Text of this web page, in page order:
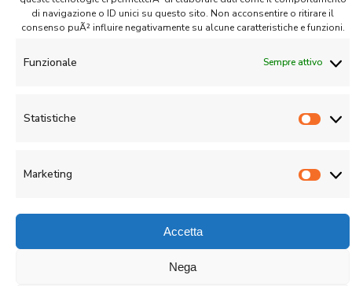
di navigazione o ID unici su questo sito. Non acconsentire o ritirare il
consenso puÃ² influire negativamente su alcune caratteristiche e funzioni.
Funzionale Sempre attivo
Statistiche
Marketing
Accetta
Nega